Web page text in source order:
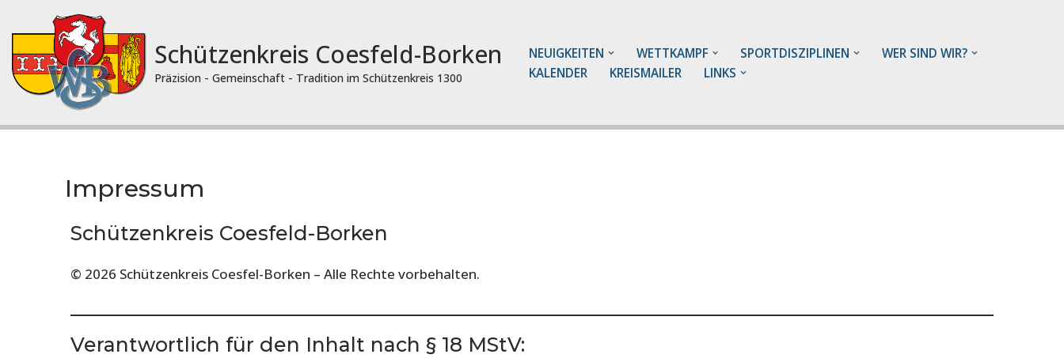
Inhalt
springen
Schützenkreis Coesfeld-Borken
Präzision - Gemeinschaft - Tradition im Schützenkreis 1300
NEUIGKEITEN WETTKAMPF SPORTDISZIPLINEN
WER SIND WIR?
KALENDER
KREISMAILER LINKS
Impressum
Schützenkreis Coesfeld-Borken
© 2026 Schützenkreis Coesfel-Borken – Alle Rechte vorbehalten.
Verantwortlich für den Inhalt nach § 18 MStV: